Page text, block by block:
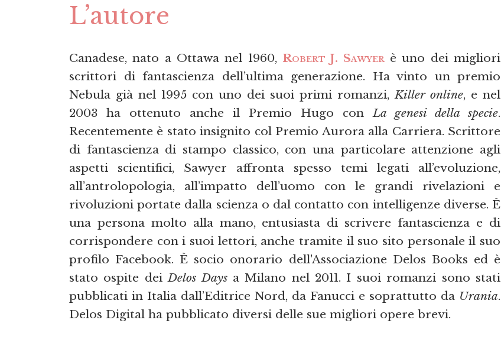
L’autore
Canadese, nato a Ottawa nel 1960, Robert J. Sawyerè uno dei migliori
scrittori di fantascienza dell’ultima generazione. Ha vinto un premio
Nebula già nel 1995 con uno dei suoi primi romanzi,Killer online, e nel
2003 ha ottenuto anche il Premio Hugo conLa genesi della specie.
Recentemente è stato insignito col Premio Aurora alla Carriera. Scrittore
di fantascienza di stampo classico, con una particolare attenzione agli
aspetti scientifici, Sawyer affronta spesso temi legati all’evoluzione,
all’antrolopologia, all’impatto dell’uomo con le grandi rivelazioni e
rivoluzioni portate dalla scienza o dal contatto con intelligenze diverse. È
una persona molto alla mano, entusiasta di scrivere fantascienza e di
corrispondere con i suoi lettori, anche tramite il suo sito personale il suo
profilo Facebook. È socio onorario dell'Associazione Delos Books ed è
stato ospite deiDelos Daysa Milano nel 2011. I suoi romanzi sono stati
pubblicati in Italia dall’Editrice Nord, da Fanucci e soprattutto da Urania.
Delos Digital ha pubblicato diversi delle sue migliori opere brevi.